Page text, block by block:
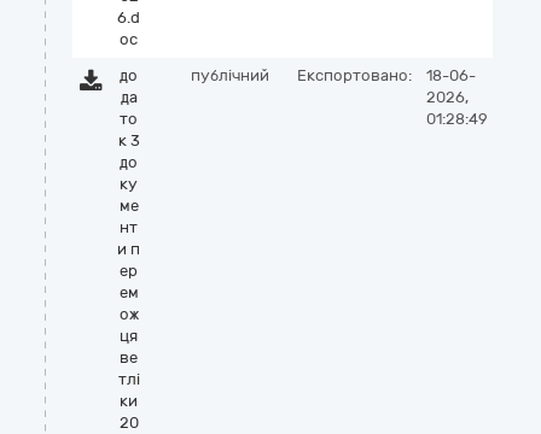
6.d
oc
до
да
то
к 3
до
ку
ме
нт
и п
ер
ем
ож
ця
ве
тлі
ки
20
публічний Експортовано:
18-06-
2026,
01:28:49